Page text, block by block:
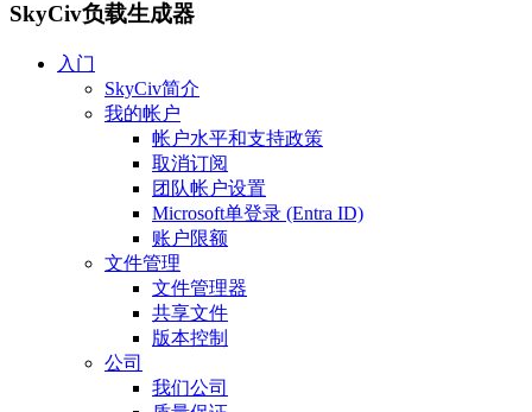
SkyCiv负载生成器
入门
SkyCiv简介
我的帐户
帐户水平和支持政策
取消订阅
团队帐户设置
Microsoft单登录 (Entra ID)
账户限额
文件管理
文件管理器
共享文件
版本控制
公司
我们公司